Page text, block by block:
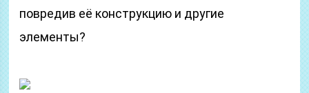
повредив её конструкцию и другие
элементы?